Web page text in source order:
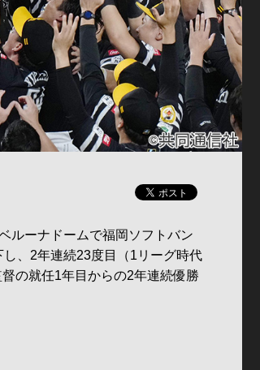
ルーナドームで福岡ソフトバン
、2年連続23度目（1リーグ時代
の就任1年目からの2年連続優勝